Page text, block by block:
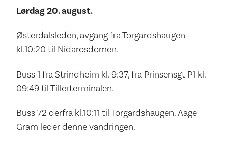
Lørdag 20. august.
Østerdalsleden, avgang fra Torgardshaugen
kl.10:20 til Nidarosdomen.
Buss 1 fra Strindheim kl. 9:37, fra Prinsensgt P1 kl.
09:49 til Tillerterminalen.
Buss 72 derfra kl.10:11 til Torgardshaugen. Aage
Gram leder denne vandringen.